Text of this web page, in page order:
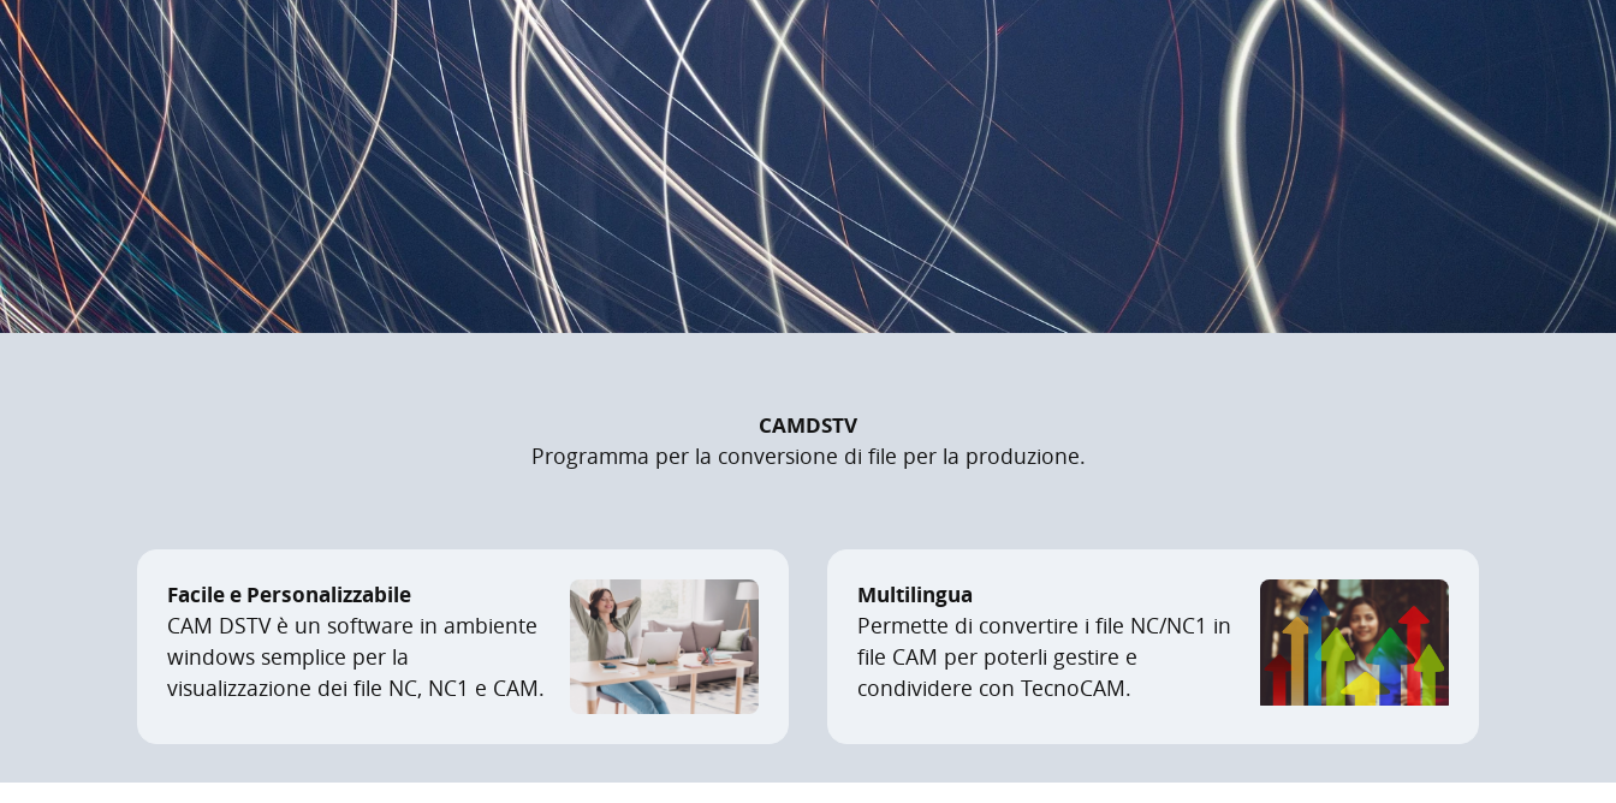
CAMDSTV
Programma per la conversione di file per la produzione.
Facile e Personalizzabile
CAM DSTV è un software in ambiente
windows semplice per la
visualizzazione dei file NC, NC1 e CAM.
Multilingua
Permette di convertire i file NC/NC1 in
file CAM per poterli gestire e
condividere con TecnoCAM.